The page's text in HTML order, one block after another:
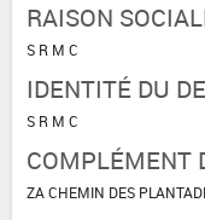
RAISON
S R M C
IDENTITÉ DU
S R M C
COMPLÉMENT
ZA CHEMIN DES